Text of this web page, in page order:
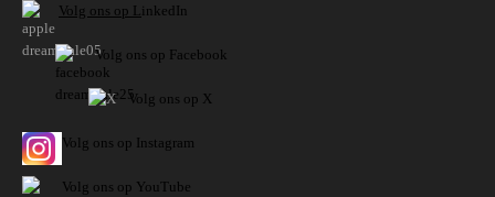
Volg ons op L inkedIn
Volg ons op Facebook
Volg ons op X
Volg ons op Instagram
Volg ons op YouTube